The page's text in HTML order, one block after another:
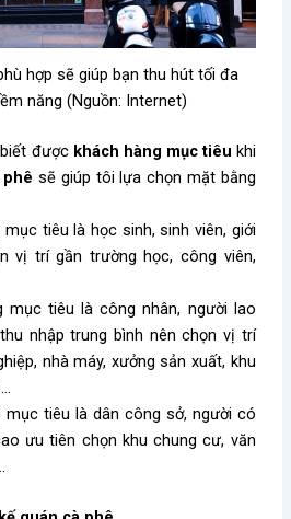
hợp sẽ giúp bạn thu hút tối đa
năng (Nguồn: Internet)
được khách hàng mục tiêu khi
sẽ giúp tôi lựa chọn mặt bằng
mục tiêu là học sinh, sinh viên, giới
vị trí gần trường học, công viên,
mục tiêu là công nhân, người lao
nhập trung bình nên chọn vị trí
nhà máy, xưởng sản xuất, khu
mục tiêu là dân công sở, người có
ưu tiên chọn khu chung cư, văn